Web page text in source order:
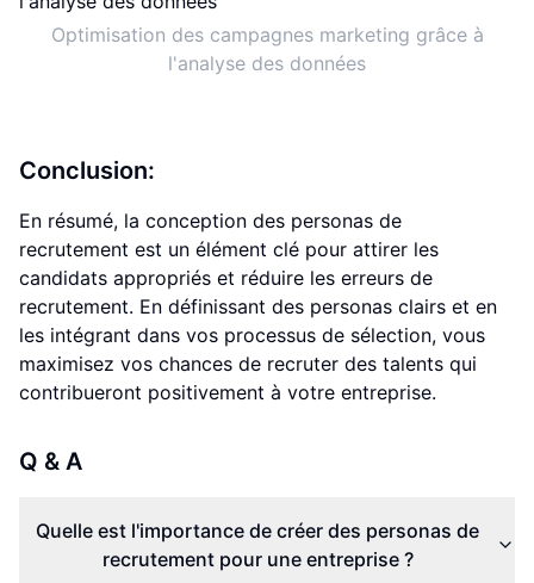
Optimisation des campagnes marketing grâce à
l'analyse des données
Conclusion:
En résumé, la conception des personas de
recrutement est un élément clé pour attirer les
candidats appropriés et réduire les erreurs de
recrutement. En définissant des personas clairs et en
les intégrant dans vos processus de sélection, vous
maximisez vos chances de recruter des talents qui
contribueront positivement à votre entreprise.
Q & A
Quelle est l'importance de créer des personas de
recrutement pour une entreprise ?